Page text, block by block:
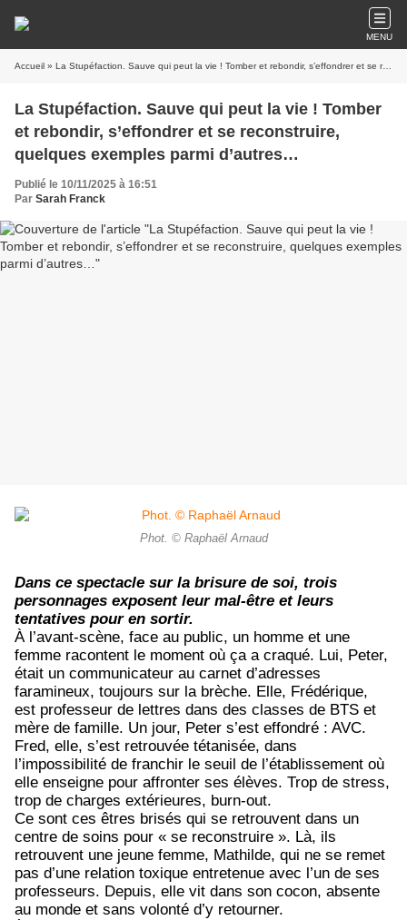
MENU
Accueil » La Stupéfaction. Sauve qui peut la vie ! Tomber et rebondir, s’effondrer et se reconstruire, quelques exemples parmi d’autres…
La Stupéfaction. Sauve qui peut la vie ! Tomber
et rebondir, s’effondrer et se reconstruire,
quelques exemples parmi d’autres…
Publié le 10/11/2025 à 16:51
Par Sarah Franck
Phot. © Raphaël Arnaud
Dans ce spectacle sur la brisure de soi, trois
personnages exposent leur mal-être et leurs
tentatives pour en sortir.
À l’avant-scène, face au public, un homme et une
femme racontent le moment où ça a craqué. Lui, Peter,
était un communicateur au carnet d’adresses
faramineux, toujours sur la brèche. Elle, Frédérique,
est professeur de lettres dans des classes de BTS et
mère de famille. Un jour, Peter s’est effondré : AVC.
Fred, elle, s’est retrouvée tétanisée, dans
l’impossibilité de franchir le seuil de l’établissement où
elle enseigne pour affronter ses élèves. Trop de stress,
trop de charges extérieures, burn-out.
Ce sont ces êtres brisés qui se retrouvent dans un
centre de soins pour « se reconstruire ». Là, ils
retrouvent une jeune femme, Mathilde, qui ne se remet
pas d’une relation toxique entretenue avec l’un de ses
professeurs. Depuis, elle vit dans son cocon, absente
au monde et sans volonté d’y retourner.